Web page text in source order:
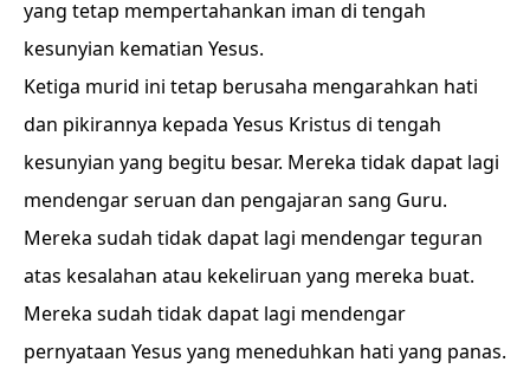
yang tetap mempertahankan iman di tengah
kesunyian kematian Yesus.
Ketiga murid ini tetap berusaha mengarahkan hati
dan pikirannya kepada Yesus Kristus di tengah
kesunyian yang begitu besar. Mereka tidak dapat lagi
mendengar seruan dan pengajaran sang Guru.
Mereka sudah tidak dapat lagi mendengar teguran
atas kesalahan atau kekeliruan yang mereka buat.
Mereka sudah tidak dapat lagi mendengar
pernyataan Yesus yang meneduhkan hati yang panas.